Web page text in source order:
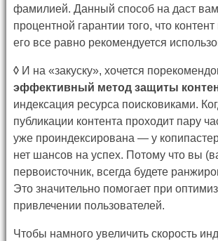
фамилией. Данный способ на даст
процентной гарантии того, что контент
его все равно рекомендуется
◊И на «закуску», хочется
эффективный метод защиты
индексация ресурса поисковиками.
публикации контента проходит пару
уже проиндексирована — у
нет шансов на успех. Потому что вы
первоисточник, всегда будете
Это значительно помогает при
привлечении пользователей.
Чтобы намного увеличить скорость